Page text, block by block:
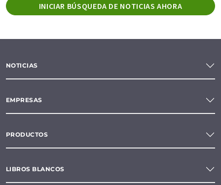
INICIAR BÚSQUEDA DE NOTICIAS AHORA
NOTICIAS
EMPRESAS
PRODUCTOS
LIBROS BLANCOS